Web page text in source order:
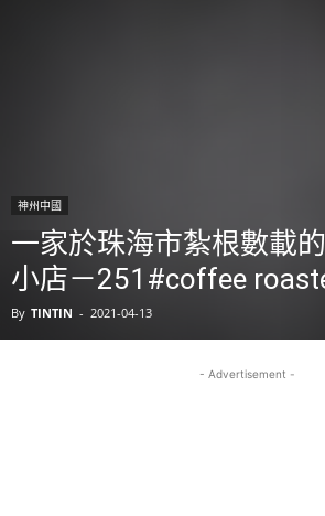
神州中國
一家於珠海市紮根數載
小店－251#coffee
By TINTIN - 2021-04-13
- Advertisement -